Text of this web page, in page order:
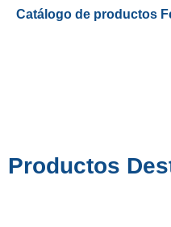
Catálogo de productos
Productos